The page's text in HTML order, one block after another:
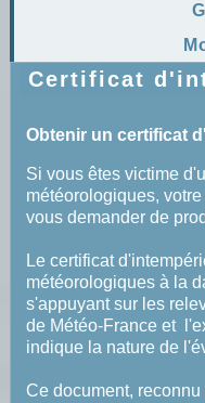
Certificat
Obtenir un certificat
Si vous êtes victime
météorologiques,
vous demander de
Le certificat
météorologiques à la
s'appuyant sur les
de Météo-France et
indique la nature de
Ce document,